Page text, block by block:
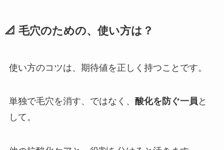
📐 毛穴のための、使い方は？
使い方のコツは、期待値を正しく持つことです。
単独で毛穴を消す、ではなく、 酸化を防ぐ一員 と
して。